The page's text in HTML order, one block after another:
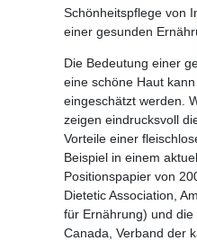
Schönheitspflege von
einer gesunden
Die Bedeutung einer
eine schöne Haut
eingeschätzt werden.
zeigen eindrucksvoll
Vorteile einer
Beispiel in einem
Positionspapier von
Dietetic Association,
für Ernährung) und die
Canada, Verband der